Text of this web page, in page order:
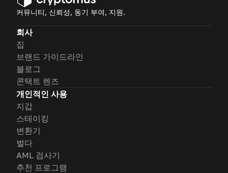
커뮤니티, 신뢰성, 동기 부여, 지원.
회사
집
브랜드 가이드라인
블로그
콘택트 렌즈
개인적인 사용
지갑
스테이킹
변환기
벌다
AML 검사기
추천 프로그램